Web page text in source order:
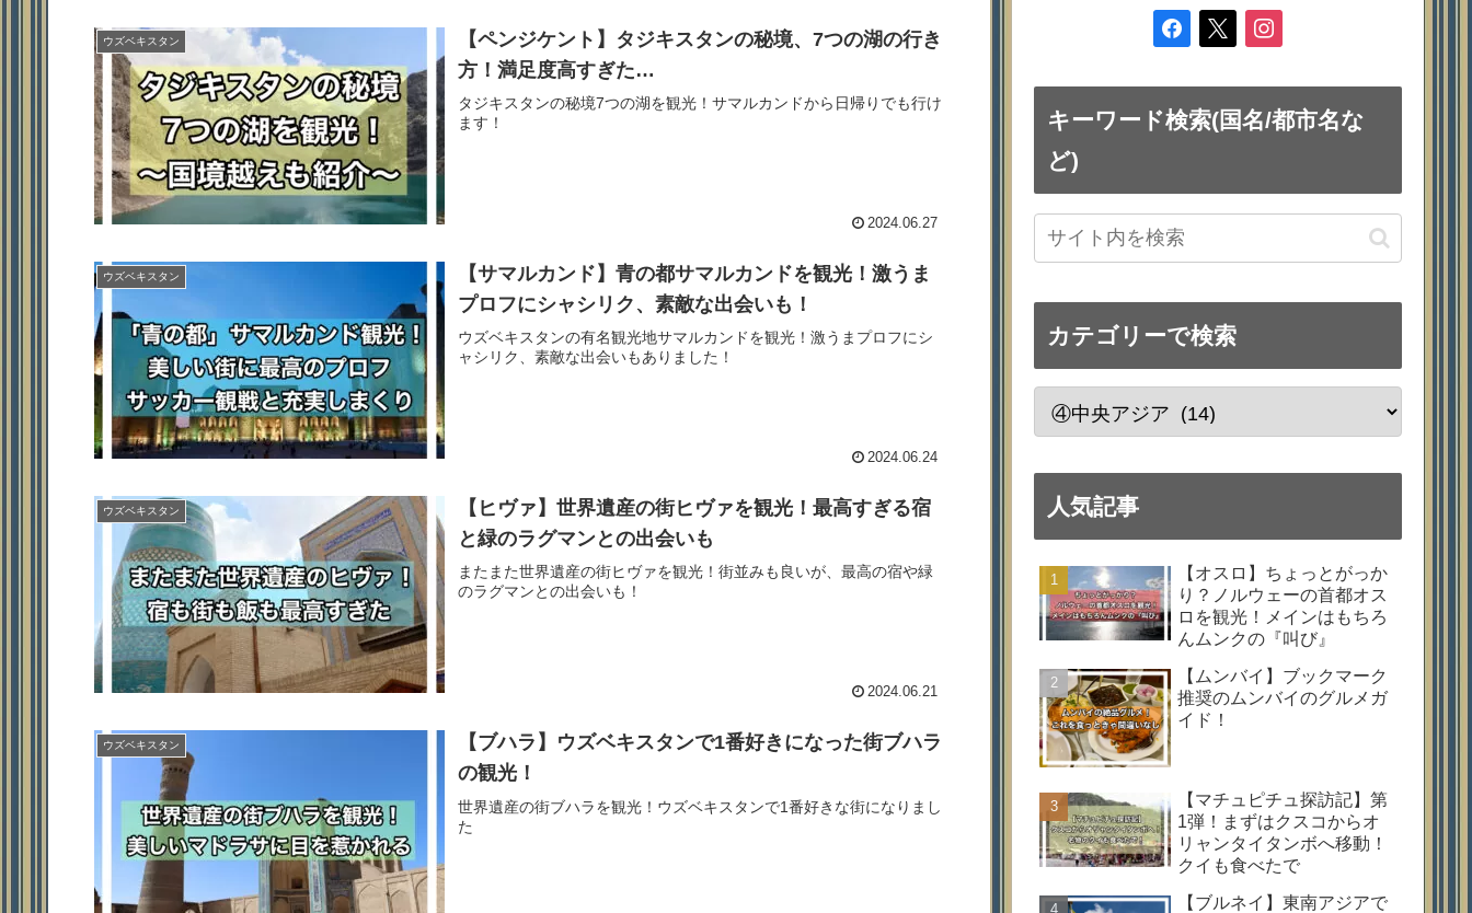
ウズベキスタン
【ペンジケント】タジキスタンの秘境、7つの湖の行き
方！満足度高すぎた…
タジキスタンの秘境7つの湖を観光！サマルカンドから日帰りでも行け
ます！
2024.06.27
ウズベキスタン
【サマルカンド】青の都サマルカンドを観光！激うま
プロフにシャシリク、素敵な出会いも！
ウズベキスタンの有名観光地サマルカンドを観光！激うまプロフにシ
ャシリク、素敵な出会いもありました！
2024.06.24
ウズベキスタン
【ヒヴァ】世界遺産の街ヒヴァを観光！最高すぎる宿
と緑のラグマンとの出会いも
またまた世界遺産の街ヒヴァを観光！街並みも良いが、最高の宿や緑
のラグマンとの出会いも！
2024.06.21
ウズベキスタン
【ブハラ】ウズベキスタンで1番好きになった街ブハラ
の観光！
世界遺産の街ブハラを観光！ウズベキスタンで1番好きな街になりまし
た
facebook
instagram
キーワード検索(国名/都市名な
ど)
カテゴリーで検索
人気記事
【オスロ】ちょっとがっか
り？ノルウェーの首都オス
ロを観光！メインはもちろ
んムンクの『叫び』
【ムンバイ】ブックマーク
推奨のムンバイのグルメガ
イド！
【マチュピチュ探訪記】第
1弾！まずはクスコからオ
リャンタイタンボへ移動！
クイも食べたで
【ブルネイ】東南アジアで